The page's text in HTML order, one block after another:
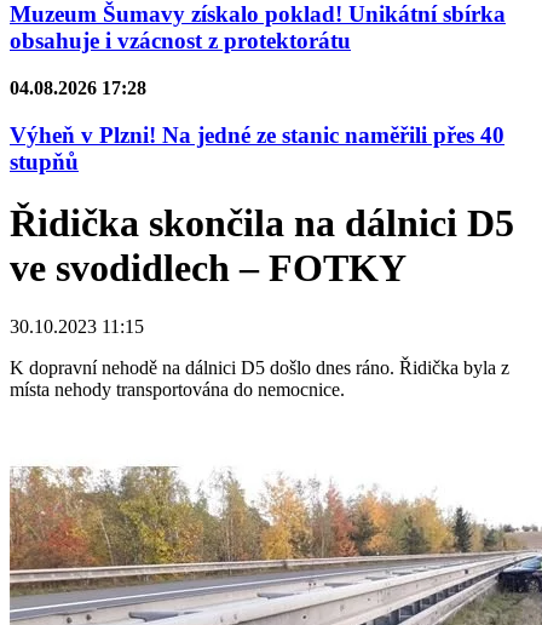
Muzeum Šumavy získalo poklad! Unikátní sbírka
obsahuje i vzácnost z protektorátu
04.08.2026 17:28
Výheň v Plzni! Na jedné ze stanic naměřili přes 40
stupňů
Řidička skončila na dálnici D5
ve svodidlech – FOTKY
30.10.2023 11:15
K dopravní nehodě na dálnici D5 došlo dnes ráno. Řidička byla z
místa nehody transportována do nemocnice.